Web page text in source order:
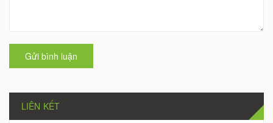
Gửi bình luận
LIÊN KẾT